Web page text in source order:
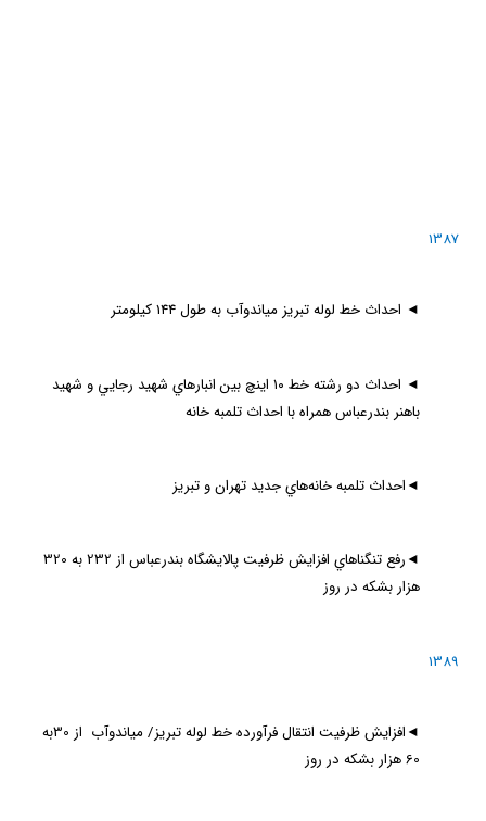
1387
◄ احداث خط لوله تبريز مياندوآب به طول 144 كيلومتر
◄
احداث دو رشته خط ۱۰ اينچ بين انبارهاي شهيد رجايي و شهيد
باهنر بندرعباس همراه با احداث تلمبه خانه
◄احداث تلمبه خانه‌هاي جديد تهران و تبريز
◄
رفع تنگناهاي افزايش ظرفيت پالايشگاه بندرعباس از 232 به 320
هزار بشكه در روز
1389
◄
افزايش ظرفيت انتقال فرآورده خط لوله تبريز/ مياندوآب از 30به
60 هزار بشكه در روز